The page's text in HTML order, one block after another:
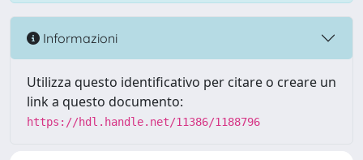
Informazioni
Utilizza questo identificativo per citare o creare un
link a questo documento:
https://hdl.handle.net/11386/1188796